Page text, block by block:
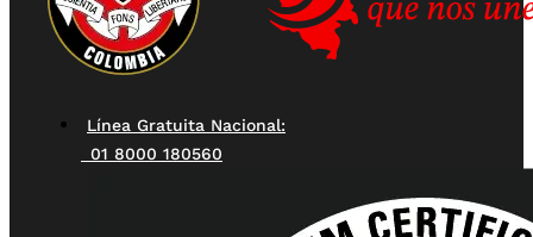
Línea Gratuita Nacional:
01 8000 180560